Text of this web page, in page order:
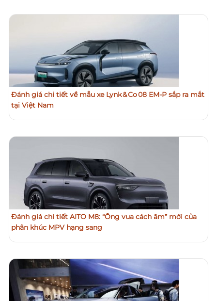
Đánh giá chi tiết về mẫu xe Lynk & Co 08 EM‑P sắp ra mắt
tại Việt Nam
Đánh giá chi tiết AITO M8: “Ông vua cách âm” mới của
phân khúc MPV hạng sang